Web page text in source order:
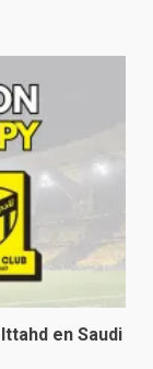
en Saudi